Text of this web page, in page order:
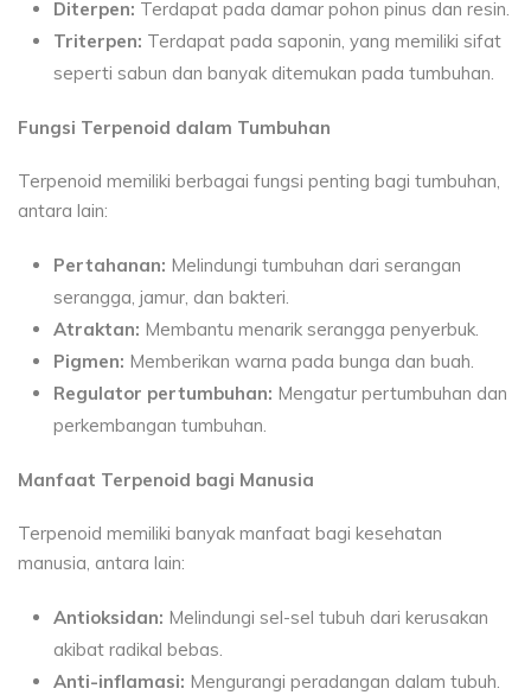
Diterpen: Terdapat pada damar pohon pinus dan resin.
Triterpen: Terdapat pada saponin, yang memiliki sifat
seperti sabun dan banyak ditemukan pada tumbuhan.
Fungsi Terpenoid dalam Tumbuhan
Terpenoid memiliki berbagai fungsi penting bagi tumbuhan,
antara lain:
Pertahanan: Melindungi tumbuhan dari serangan
serangga, jamur, dan bakteri.
Atraktan: Membantu menarik serangga penyerbuk.
Pigmen: Memberikan warna pada bunga dan buah.
Regulator pertumbuhan: Mengatur pertumbuhan dan
perkembangan tumbuhan.
Manfaat Terpenoid bagi Manusia
Terpenoid memiliki banyak manfaat bagi kesehatan
manusia, antara lain:
Antioksidan: Melindungi sel-sel tubuh dari kerusakan
akibat radikal bebas.
Anti-inflamasi: Mengurangi peradangan dalam tubuh.